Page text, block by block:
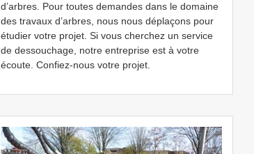
d’arbres. Pour toutes demandes dans le domaine
des travaux d’arbres, nous nous déplaçons pour
étudier votre projet. Si vous cherchez un service
de dessouchage, notre entreprise est à votre
écoute. Confiez-nous votre projet.